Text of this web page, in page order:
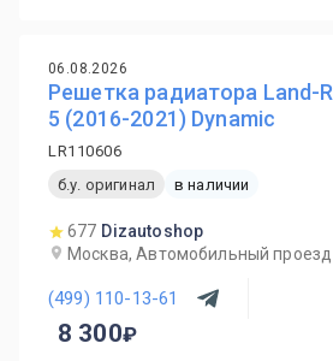
06.08.2026
Решетка радиатора Land-
5 (2016-2021) Dynamic
LR110606
б.у. оригинал
в наличии
677 Dizautoshop
Москва, Автомобильный проезд
(499) 110-13-61
8 300